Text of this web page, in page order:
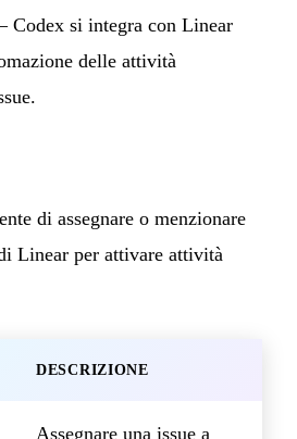
si integra con Linear
delle attività
di assegnare o menzionare
Linear per attivare attività
DESCRIZIONE
Assegnare una issue a